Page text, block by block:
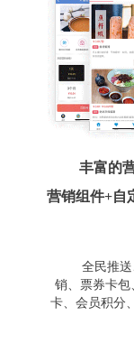
丰富的
营销组件+自
全民推
销、票券卡包
卡、会员积分